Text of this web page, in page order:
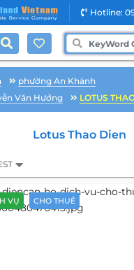
Hotline:
phường An Khánh
Văn Hưởng
LOTUS
Lotus Thao Dien
VỤ CHO THUÊ